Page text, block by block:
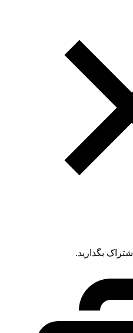
بگذارید.